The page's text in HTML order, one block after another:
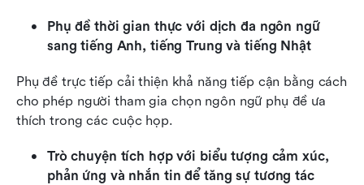
Phụ đề thời gian thực với dịch đa ngôn ngữ
sang tiếng Anh, tiếng Trung và tiếng Nhật
Phụ đề trực tiếp cải thiện khả năng tiếp cận bằng cách
cho phép người tham gia chọn ngôn ngữ phụ đề ưa
thích trong các cuộc họp.
Trò chuyện tích hợp với biểu tượng cảm xúc,
phản ứng và nhắn tin để tăng sự tương tác